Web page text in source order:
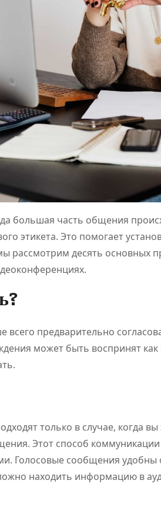
большая часть общения
этикета. Это помогает
рассмотрим десять основных
предварительно
может быть воспринят
только в случае, когда
Этот способ
Голосовые сообщения удобны
находить информацию в